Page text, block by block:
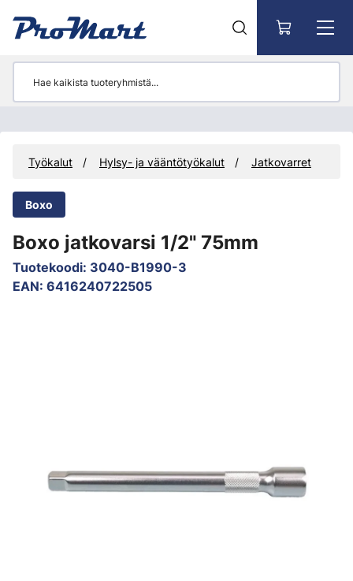
Työkalut Hylsy- ja vääntötyökalut Jatkovarret
Boxo
Boxo jatkovarsi 1/2" 75mm
Tuotekoodi: 3040-B1990-3
EAN: 6416240722505